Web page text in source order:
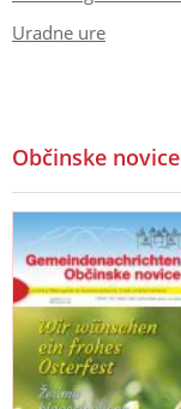
Uradne ure
Občinske novice